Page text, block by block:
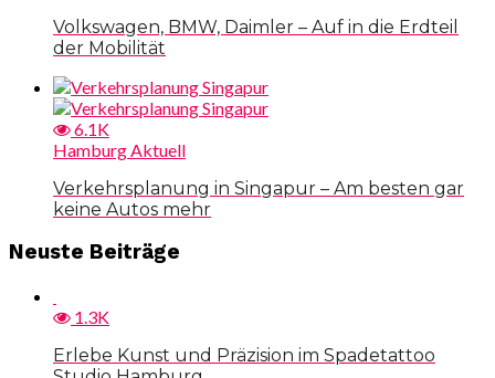
Volkswagen, BMW, Daimler – Auf in die Erdteil
der Mobilität
6.1K
Hamburg Aktuell
Verkehrsplanung in Singapur – Am besten gar
keine Autos mehr
Neuste Beiträge
1.3K
Erlebe Kunst und Präzision im Spadetattoo